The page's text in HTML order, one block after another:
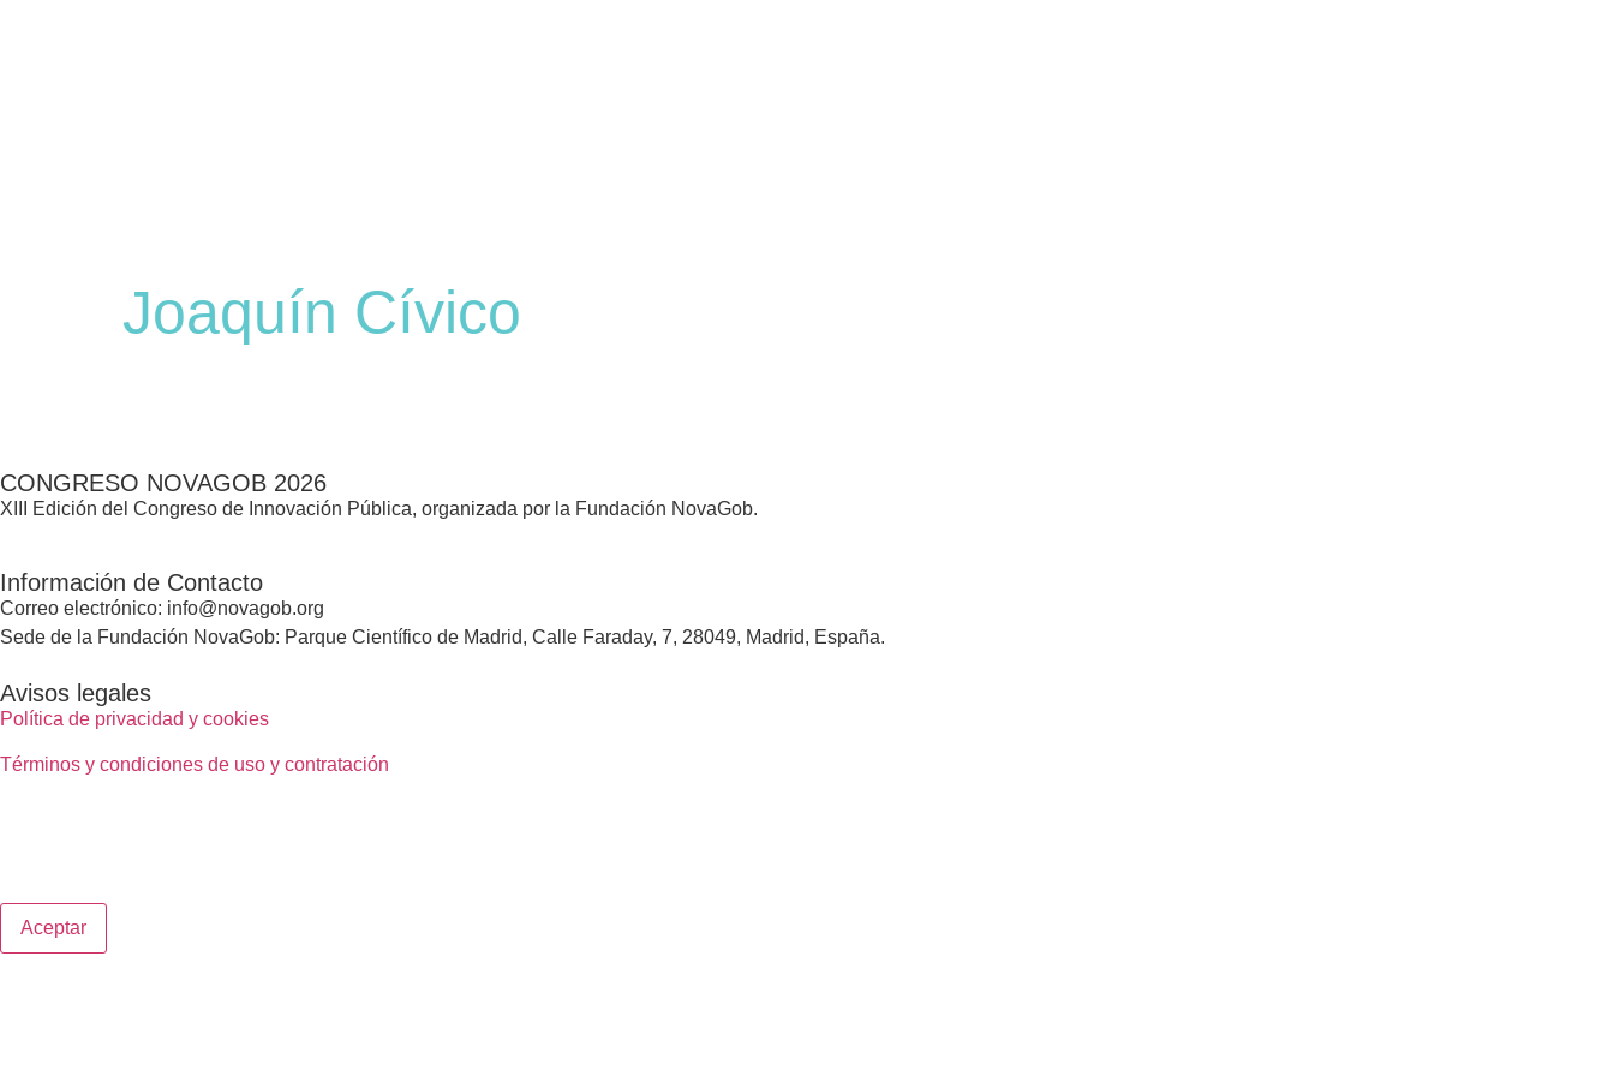
Joaquín Cívico
CONGRESO NOVAGOB 2026
XIII Edición del Congreso de Innovación Pública, organizada por la Fundación NovaGob.
Información de Contacto
Correo electrónico: info@novagob.org
Sede de la Fundación NovaGob: Parque Científico de Madrid, Calle Faraday, 7, 28049, Madrid, España.
Avisos legales
Política de privacidad y cookies
Términos y condiciones de uso y contratación
Aceptar